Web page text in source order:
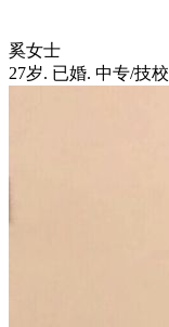
奚女士
27岁. 已婚. 中专/技校